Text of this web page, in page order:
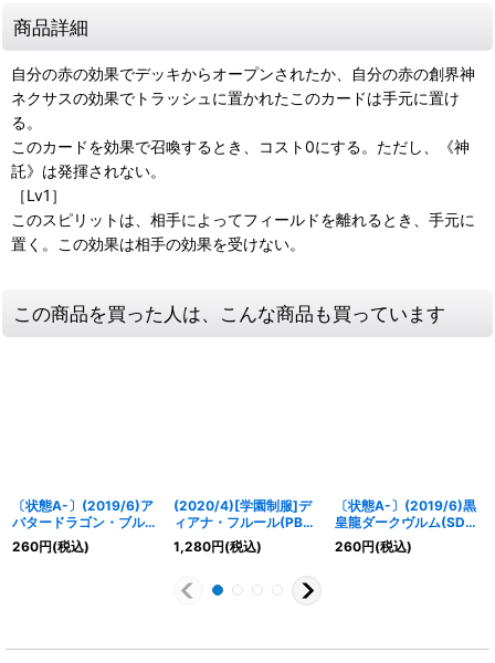
商品詳細
自分の赤の効果でデッキからオープンされたか、自分の赤の創界神
ネクサスの効果でトラッシュに置かれたこのカードは手元に置け
る。
このカードを効果で召喚するとき、コスト0にする。ただし、《神
託》は発揮されない。
［Lv1］
このスピリットは、相手によってフィールドを離れるとき、手元に
置く。この効果は相手の効果を受けない。
この商品を買った人は、こんな商品も買っています
〔状態A-〕(2019/6)ア
バタードラゴン・ブルー
【C】{BS48-004}
《赤》
260円(税込)
(2020/4)[学園制服]デ
ィアナ・フルール(PB05
収録)【X】{BSC31-
X03}《黄》
1,280円(税込)
〔状態A-〕(2019/6)黒
皇龍ダークヴルム(SD51
収録)【R】{BS43-
RV004}《赤》
260円(税込)